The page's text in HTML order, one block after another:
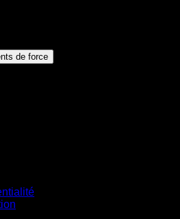
de force